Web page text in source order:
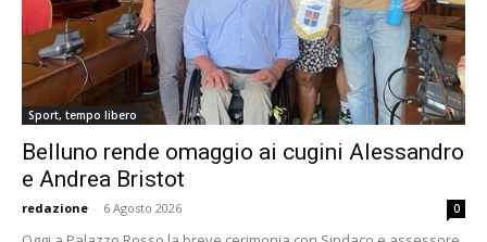
Sport, tempo libero
Belluno rende omaggio ai cugini Alessandro
e Andrea Bristot
redazione - 6 Agosto 2026 0